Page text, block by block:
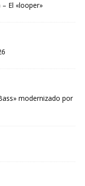
El «looper»
modernizado por